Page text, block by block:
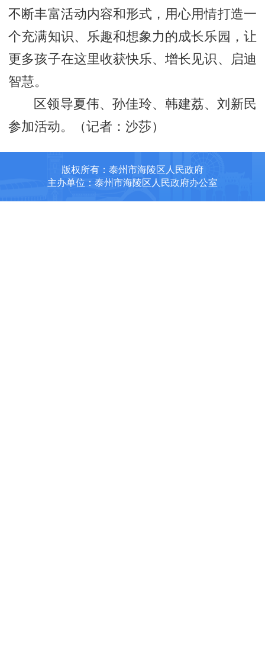
不断丰富活动内容和形式，用心用情打造一
个充满知识、乐趣和想象力的成长乐园，让
更多孩子在这里收获快乐、增长见识、启迪
智慧。
区领导夏伟、孙佳玲、韩建荔、刘新民
参加活动。（记者：沙莎）
版权所有：泰州市海陵区人民政府
主办单位：泰州市海陵区人民政府办公室